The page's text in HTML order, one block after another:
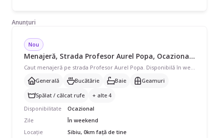
Anunțuri
Nou
Menajeră, Strada Profesor Aurel Popa, Ocazional, începând cu 35 lei/oră
Caut menajeră pe strada Profesor Aurel Popa. Disponibilă în weekend, program ocazional pentru apartament de 60mp. Avem nevoie de curățenie generală, curățenie bucătărie, curățenie baie, curățenie geamuri și ajutor cu spălat/călcat rufe, curățare aragaz/cuptor, curățare frigider, prepararea mâncării ocazional și îngrijire plante. Preferăm pe cineva cu echipament propriu. Mentionez ca plata doresc sa o fac lunar. Vă mulțumesc și aștept oferta dumneavoastră.
Generală
Bucătărie Baie
Geamuri
Spălat / călcat rufe
+ alte 4
Disponibilitate
Ocazional
Zile
În weekend
Locație
Sibiu, 0km față de tine